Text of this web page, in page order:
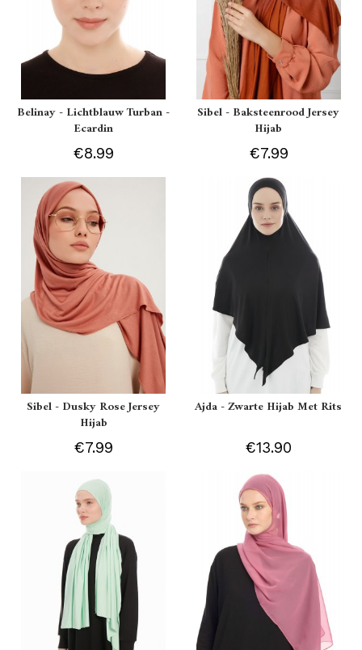
Belinay - Lichtblauw Turban -
Ecardin
€8.99
Sibel - Baksteenrood Jersey
Hijab
€7.99
Sibel - Dusky Rose Jersey
Hijab
€7.99
Ajda - Zwarte Hijab Met Rits
€13.90